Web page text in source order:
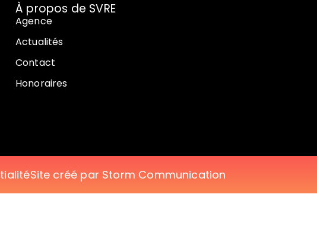
À propos de SVRE
Agence
Actualités
Contact
Honoraires
Site créé par Storm Communication